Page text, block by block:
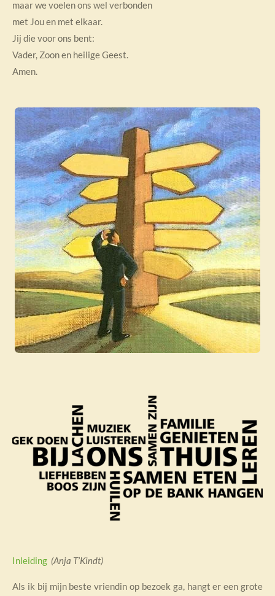
maar we voelen ons wel verbonden
met Jou en met elkaar.
Jij die voor ons bent:
Vader, Zoon en heilige Geest.
Amen.
Inleiding (Anja T’Kindt)
Als ik bij mijn beste vriendin op bezoek ga, hangt er een grote